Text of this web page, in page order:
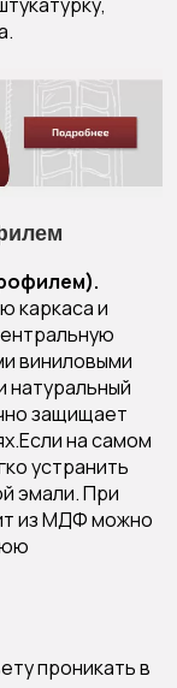
каркаса и
виниловыми
натуральный
защищает
на самом
устранить
эмали. При
из МДФ можно
проникать в